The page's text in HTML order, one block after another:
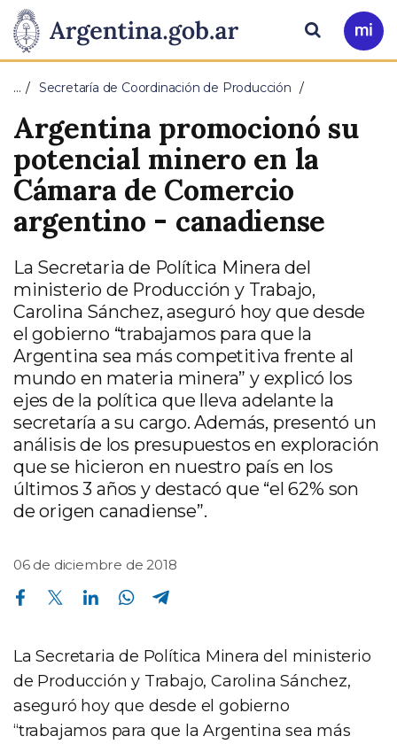
Presidencia
de
Nación
Pasar al contenido principal
Ir
a
Buscar
… Secretaría de Coordinación de Producción
Argentina promocionó su
potencial minero en la
Cámara de Comercio
argentino - canadiense
La Secretaria de Política Minera del
ministerio de Producción y Trabajo,
Carolina Sánchez, aseguró hoy que desde
el gobierno “trabajamos para que la
Argentina sea más competitiva frente al
mundo en materia minera” y explicó los
ejes de la política que lleva adelante la
secretaría a su cargo. Además, presentó un
análisis de los presupuestos en exploración
que se hicieron en nuestro país en los
últimos 3 años y destacó que “el 62% son
de origen canadiense”.
06 de diciembre de 2018
Compartir en Facebook Compartir en Twitter Compartir en Linkedin Compartir en Whatsapp
La Secretaria de Política Minera del ministerio
de Producción y Trabajo, Carolina Sánchez,
aseguró hoy que desde el gobierno
“trabajamos para que la Argentina sea más